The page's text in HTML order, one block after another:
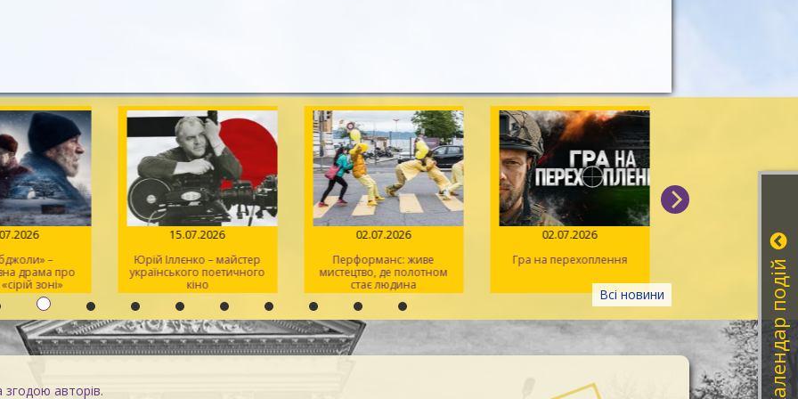
Всі новини
–
драма про
зоні»
15.07.2026
Юрій Іллєнко – майстер
українського поетичного
кіно
02.07.2026
Перформанс: живе
мистецтво, де полотном
стає людина
02.07.2026
Гра на перехоплення
14.06.2026
Іван Миколайчук –
українського
згодою авторів. Календар подій